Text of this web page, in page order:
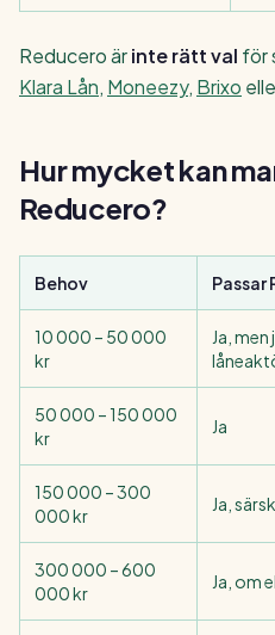
Reducero ärinte rätt val för
Klara Lån, Moneezy, Brixo
Hur mycket kan
Reducero?
Behov Passar
10 000 – 50 000
kr
Ja,
50 000 – 150 000
kr
Ja
150 000 – 300
000 kr
Ja,
300 000 – 600
000 kr
Ja, om